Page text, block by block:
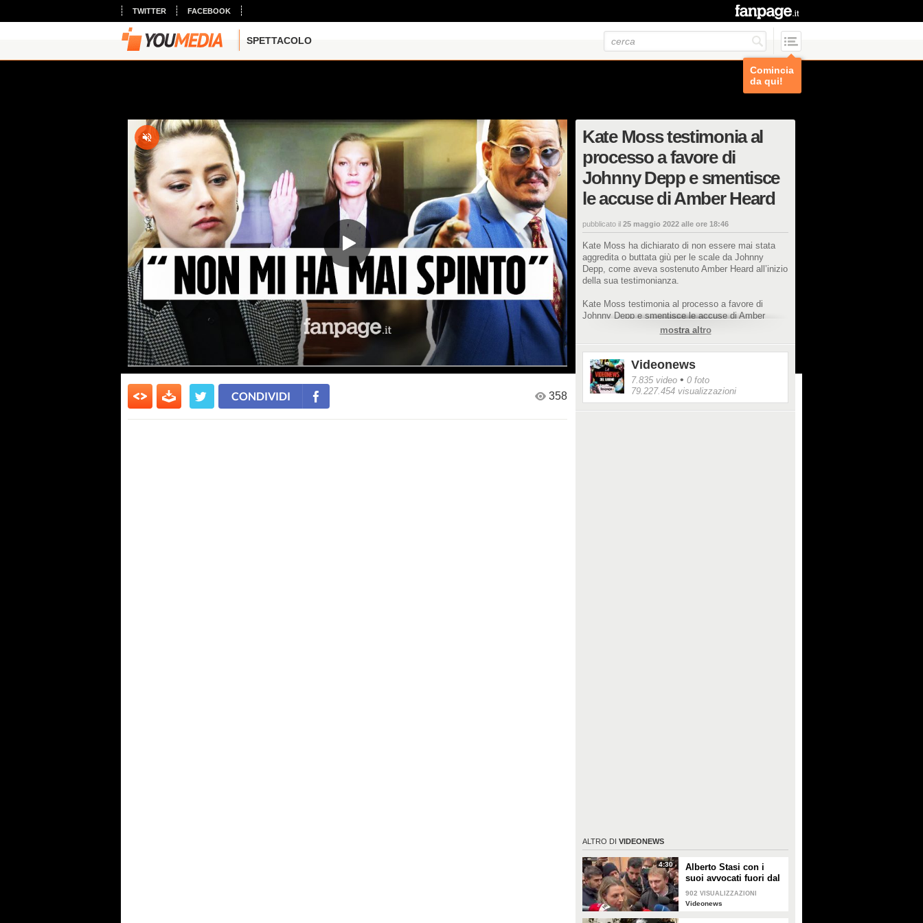
TWITTER FACEBOOK
SPETTACOLO
Comincia
da qui!
Kate Moss testimonia al
processo a favore di
Johnny Depp e smentisce
le accuse di Amber Heard
pubblicato il 25 maggio 2022 alle ore 18:46
Kate Moss ha dichiarato di non essere mai stata
aggredita o buttata giù per le scale da Johnny
Depp, come aveva sostenuto Amber Heard all’inizio
della sua testimonianza.
Kate Moss testimonia al processo a favore di
Johnny Depp e smentisce le accuse di Amber
moss-testimonia-al-processo-a-favore-di-johnny-
depp-e-smentisce-la-accuse-di-amber-heard/
mostra altro
Videonews
7.835 video • 0 foto
79.227.454 visualizzazioni
ALTRO DI VIDEONEWS
4:30
Alberto Stasi con i
suoi avvocati fuori dal
Tribunale: "Abbiate
pazienza"
902 VISUALIZZAZIONI
Videonews
CONDIVIDI 358